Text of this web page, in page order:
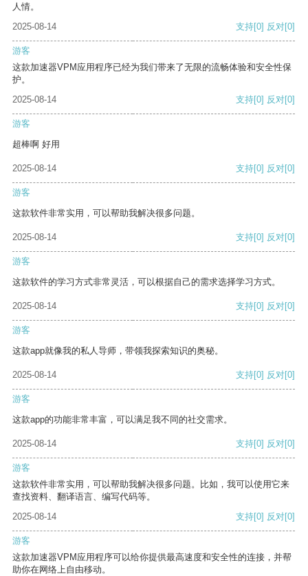
人情。
2025-08-14
支持[0] 反对[0]
游客
这款加速器VPM应用程序已经为我们带来了无限的流畅体验和安全性保
护。
2025-08-14
支持[0] 反对[0]
游客
超棒啊 好用
2025-08-14 支持[0] 反对[0]
游客
这款软件非常实用，可以帮助我解决很多问题。
2025-08-14 支持[0] 反对[0]
游客
这款软件的学习方式非常灵活，可以根据自己的需求选择学习方式。
2025-08-14 支持[0] 反对[0]
游客
这款app就像我的私人导师，带领我探索知识的奥秘。
2025-08-14 支持[0] 反对[0]
游客
这款app的功能非常丰富，可以满足我不同的社交需求。
2025-08-14 支持[0] 反对[0]
游客
这款软件非常实用，可以帮助我解决很多问题。比如，我可以使用它来
查找资料、翻译语言、编写代码等。
2025-08-14
支持[0] 反对[0]
游客
这款加速器VPM应用程序可以给你提供最高速度和安全性的连接，并帮
助你在网络上自由移动。